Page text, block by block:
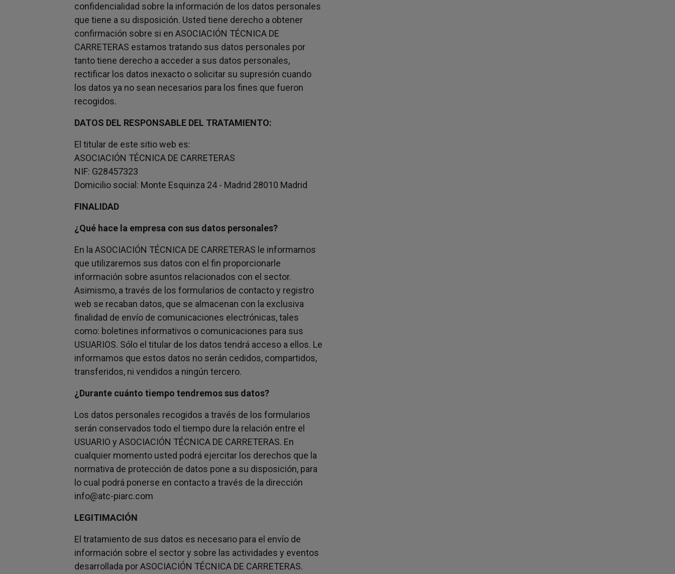
confidencialidad sobre la información de los datos personales
que tiene a su disposición. Usted tiene derecho a obtener
confirmación sobre si en ASOCIACIÓN TÉCNICA DE
CARRETERAS estamos tratando sus datos personales por
tanto tiene derecho a acceder a sus datos personales,
rectificar los datos inexacto o solicitar su supresión cuando
los datos ya no sean necesarios para los fines que fueron
recogidos.
DATOS DEL RESPONSABLE DEL TRATAMIENTO:
El titular de este sitio web es:
ASOCIACIÓN TÉCNICA DE CARRETERAS
NIF: G28457323
Domicilio social: Monte Esquinza 24 - Madrid 28010 Madrid
FINALIDAD
¿Qué hace la empresa con sus datos personales?
En la ASOCIACIÓN TÉCNICA DE CARRETERAS le informamos
que utilizaremos sus datos con el fin proporcionarle
información sobre asuntos relacionados con el sector.
Asimismo, a través de los formularios de contacto y registro
web se recaban datos, que se almacenan con la exclusiva
finalidad de envío de comunicaciones electrónicas, tales
como: boletines informativos o comunicaciones para sus
USUARIOS. Sólo el titular de los datos tendrá acceso a ellos. Le
informamos que estos datos no serán cedidos, compartidos,
transferidos, ni vendidos a ningún tercero.
¿Durante cuánto tiempo tendremos sus datos?
Los datos personales recogidos a través de los formularios
serán conservados todo el tiempo dure la relación entre el
USUARIO y ASOCIACIÓN TÉCNICA DE CARRETERAS. En
cualquier momento usted podrá ejercitar los derechos que la
normativa de protección de datos pone a su disposición, para
lo cual podrá ponerse en contacto a través de la dirección
info@atc-piarc.com
LEGITIMACIÓN
El tratamiento de sus datos es necesario para el envío de
información sobre el sector y sobre las actividades y eventos
desarrollada por ASOCIACIÓN TÉCNICA DE CARRETERAS.